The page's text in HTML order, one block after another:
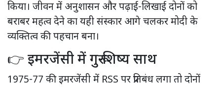
किया। जीवन में अनुशासन और पढ़ाई-लिखाई दोनों को
बराबर महत्व देने का यही संस्कार आगे चलकर मोदी के
व्यक्तित्व की पहचान बना।
👉 इमरजेंसी में गुरू-शिष्य साथ
1975-77 की इमरजेंसी में RSS पर प्रतिबंध लगा तो दोनों